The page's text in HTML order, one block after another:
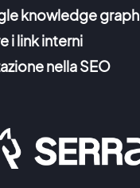
knowledge graph
i link interni
nella SEO